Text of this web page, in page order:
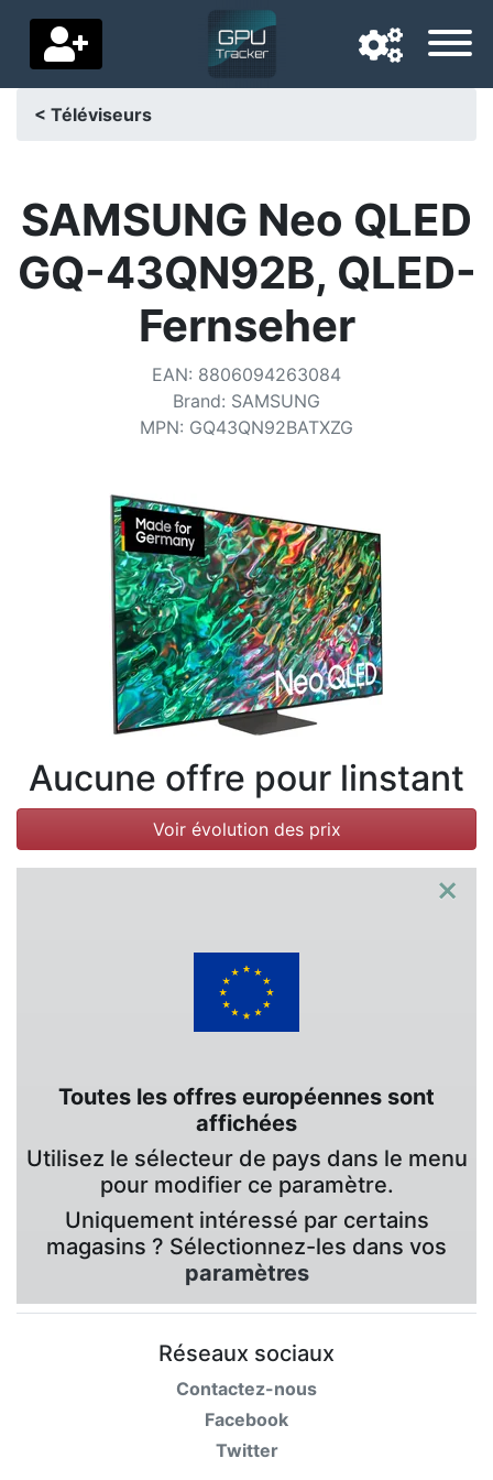
Pays de livraison
Accueil
Conditions
Catégories
< Téléviseurs
SAMSUNG Neo QLED
GQ-43QN92B, QLED-
Fernseher
EAN: 8806094263084
Brand: SAMSUNG
MPN: GQ43QN92BATXZG
Aucune offre pour linstant
Voir évolution des prix
×
Toutes les offres européennes sont
affichées
Utilisez le sélecteur de pays dans le menu
pour modifier ce paramètre.
Uniquement intéressé par certains
magasins ? Sélectionnez-les dans vos
paramètres
Réseaux sociaux
Contactez-nous
Facebook
Twitter